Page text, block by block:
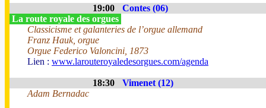
19:00
Contes (06)
La route royale des orgues
Classicisme et galanteries de l’orgue allemand
Franz Hauk, orgue
Orgue Federico Valoncini, 1873
Lien : www.larouteroyaledesorgues.com/agenda
18:30
Vimenet (12)
Adam Bernadac